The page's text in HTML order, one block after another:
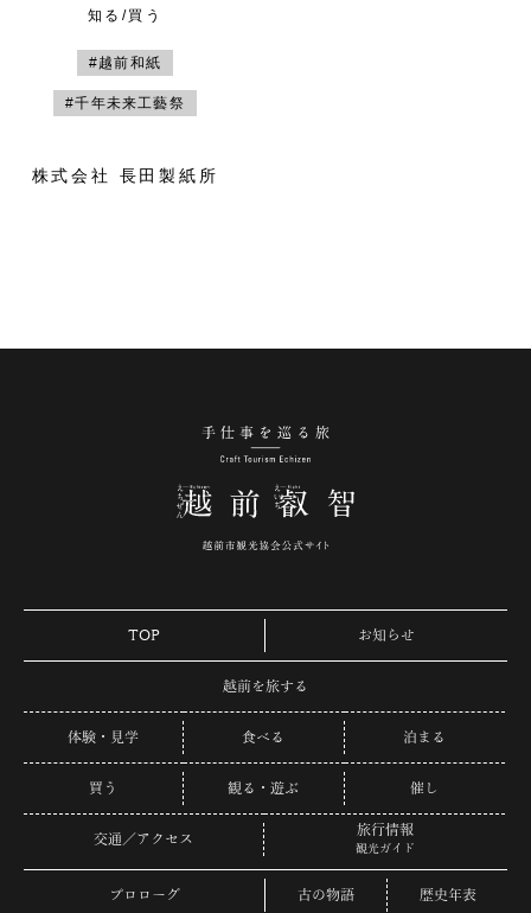
知る/買う
#越前和紙
#千年未来工藝祭
株式会社 長田製紙所
TOP お知らせ
越前を旅する
体験・見学 食べる 泊まる
買う 観る・遊ぶ 催し
交通／アクセス
旅行情報
観光ガイド
プロローグ 古の物語 歴史年表